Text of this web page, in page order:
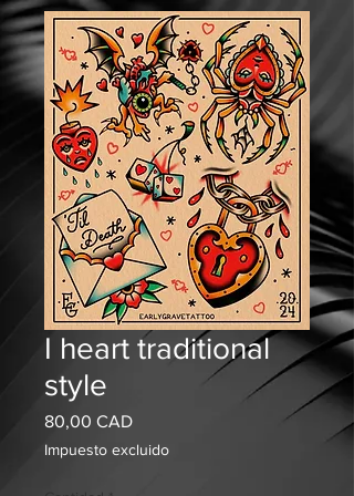
I heart traditional
style
80,00 CADPrecio
Impuesto excluido